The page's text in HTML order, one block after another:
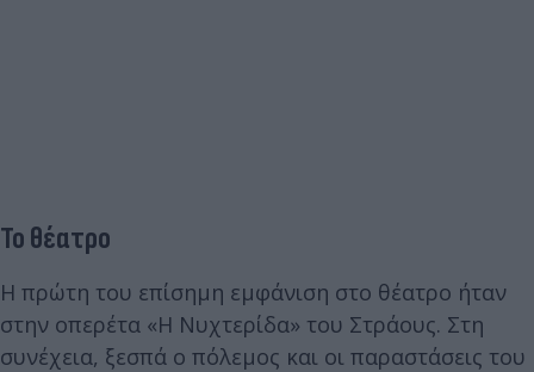
Το θέατρο
Η πρώτη του επίσημη εμφάνιση στο θέατρο ήταν
στην οπερέτα «Η Νυχτερίδα» του Στράους. Στη
συνέχεια, ξεσπά ο πόλεμος και οι παραστάσεις του